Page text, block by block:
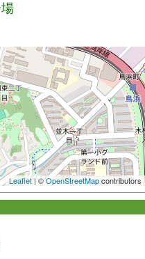
Leaflet | ©OpenStreetMapcontributors